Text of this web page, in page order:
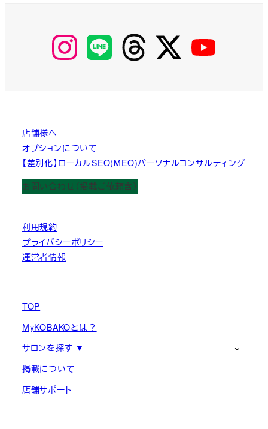
【Instagram】
MyKOBAKO
【LINE】 【threads】 【Twitter】
店舗様へ
オプションについて
【差別化】ローカルSEO(MEO)パーソナルコンサルティング
お問い合わせ（掲載ご依頼含）
利用規約
プライバシーポリシー
運営者情報
TOP
MyKOBAKOとは？
サロンを探す ▼
掲載について
店舗サポート